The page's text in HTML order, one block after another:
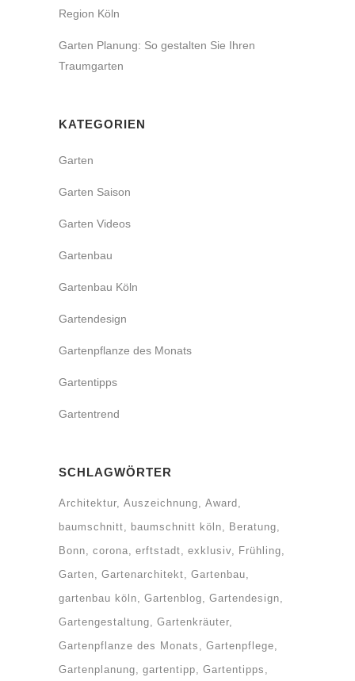
Region Köln
Garten Planung: So gestalten Sie Ihren
Traumgarten
KATEGORIEN
Garten
Garten Saison
Garten Videos
Gartenbau
Gartenbau Köln
Gartendesign
Gartenpflanze des Monats
Gartentipps
Gartentrend
SCHLAGWÖRTER
Architektur Auszeichnung
Award
baumschnitt
baumschnitt köln
Beratung
Bonn
corona erftstadt exklusiv
Frühling
Garten
Gartenarchitekt
Gartenbau
gartenbau köln
Gartenblog
Gartendesign
Gartengestaltung
Gartenkräuter
Gartenpflanze des Monats
Gartenpflege
Gartenplanung
gartentipp
Gartentipps